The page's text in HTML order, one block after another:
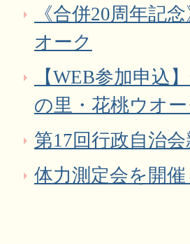
《合併20周年記
オーク
【WEB参加申込
の里・花桃ウオー
第17回行政自治
体力測定会を開